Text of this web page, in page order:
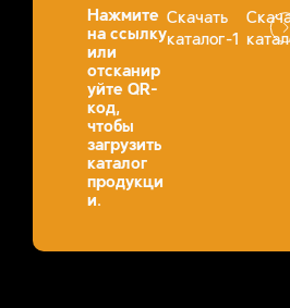
Нажмите
на ссылку
или
отсканир
уйте QR-
код,
чтобы
загрузить
каталог
продукци
и.
Скачать
каталог-1